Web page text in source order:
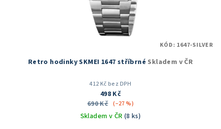
Retro hodinky SKMEI 1647 stříbrné Skladem v ČR
412 Kč bez DPH
498 Kč
690 Kč (–27 %)
Skladem v ČR (8 ks)
KÓD: 1647-SILVER